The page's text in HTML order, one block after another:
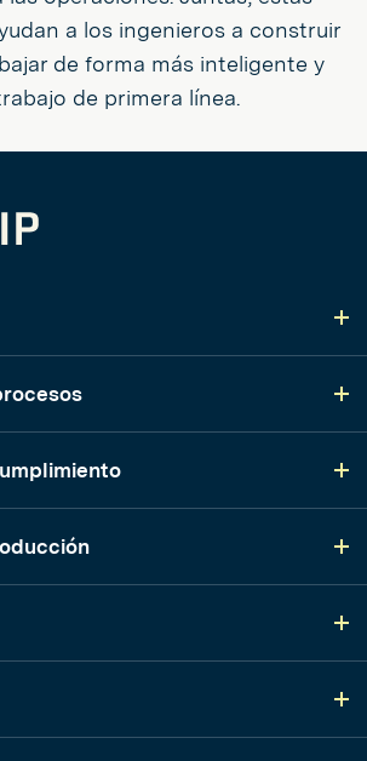
a los ingenieros a construir
de forma más inteligente y
de primera línea.